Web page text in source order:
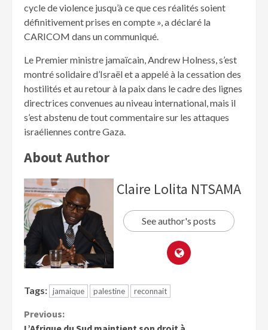
cycle de violence jusqu’à ce que ces réalités soient
définitivement prises en compte », a déclaré la
CARICOM dans un communiqué.
Le Premier ministre jamaïcain, Andrew Holness, s’est
montré solidaire d’Israël et a appelé à la cessation des
hostilités et au retour à la paix dans le cadre des lignes
directrices convenues au niveau international, mais il
s’est abstenu de tout commentaire sur les attaques
israéliennes contre Gaza.
About Author
Claire Lolita NTSAMA
See author's posts
Tags: jamaique palestine reconnait
Previous: